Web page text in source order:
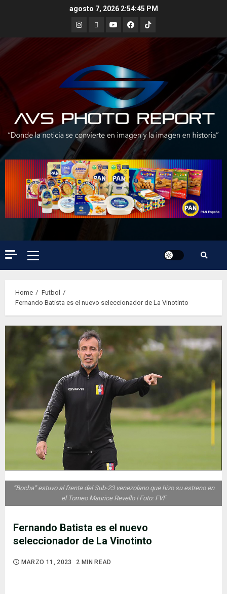
agosto 7, 2026 2:54:46 PM
Instagram
X YoutubeFacebook
TikTok
Primary
Menu
Home
Futbol
Fernando Batista es el nuevo seleccionador de La Vinotinto
Fernando Batista es el nuevo
seleccionador de La Vinotinto
MARZO 11, 2023 2 MIN READ
“Bocha” estuvo al frente del Sub-23 venezolano que hizo su estreno en
el Torneo Maurice Revello | Foto: FVF